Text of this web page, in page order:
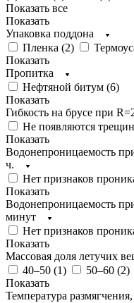
Показать все
Показать
Упаковка поддона
Пленка (2)
Показать
Пропитка
Нефтяной битум (6)
Показать
Гибкость на брусе при
Не появляются
Показать
Водонепроницаемость
ч.
Нет признаков
Показать
Водонепроницаемость
минут
Нет признаков
Показать
Массовая доля летучих
40–50 (1) 50–60 (2)
Показать
Температура